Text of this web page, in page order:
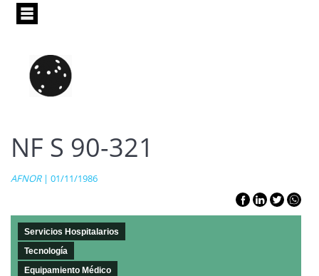
Pasar
principal
NF S 90-321
AFNOR| 01/11/1986
Servicios Hospitalarios
Tecnología
Equipamiento Médico